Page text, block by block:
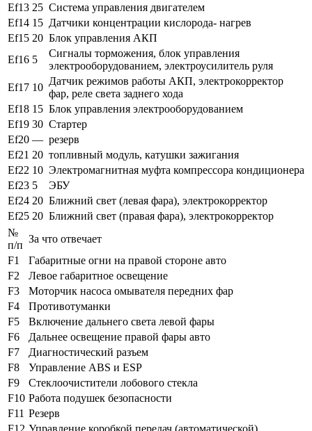
Ef13 25 Система управления двигателем
Ef14 15 Датчики концентрации кислорода- нагрев
Ef15 20 Блок управления АКП
Ef16 5
Сигналы торможения, блок управления
электрооборудованием, электроусилитель руля
Ef17 10
Датчик режимов работы АКП, электрокорректор
фар, реле света заднего хода
Ef18 15 Блок управления электрооборудованием
Ef19 30 Стартер
Ef20 — резерв
Ef21 20 топливный модуль, катушки зажигания
Ef22 10 Электромагнитная муфта компрессора кондиционера
Ef23 5
ЭБУ
Ef24 20 Ближний свет (левая фара), электрокорректор
Ef25 20 Ближний свет (правая фара), электрокорректор
№
п/п
За что отвечает
F1
Габаритные огни на правой стороне авто
F2
Левое габаритное освещение
F3
Моторчик насоса омывателя передних фар
F4
Противотуманки
F5
Включение дальнего света левой фары
F6
Дальнее освещение правой фары авто
F7
Диагностический разъем
F8
Управление ABS и ESP
F9
Стеклоочистители лобового стекла
F10 Работа подушек безопасности
F11 Резерв
F12 Управление коробкой передач (автоматической)